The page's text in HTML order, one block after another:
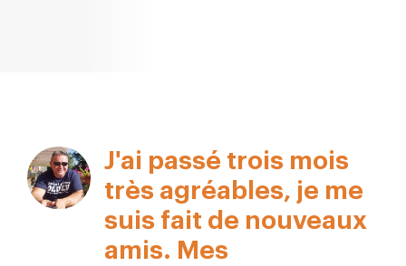
J'ai passé trois mois
très agréables, je me
suis fait de nouveaux
amis. Mes